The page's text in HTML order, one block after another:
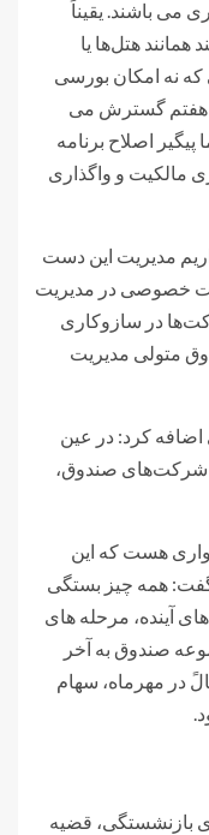
می باشند. یقیناً
هتل‌ها یا
که نه امکان بورسی
مشمول ماده ۲۸ برنامه هفتم گسترش می
اصلاح برنامه
مالکیت و واگذاری
مدیریت این دست
خصوصی در مدیریت
در سازوکاری
متولی مدیریت
کرد: در عین
شرکت‌های صندوق،
هست که این
همه چیز بستگی
آینده، مرحله های
صندوق به آخر
در مهرماه، سهام
بازنشستگی، قضیه